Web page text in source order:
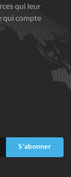
qui leur
qui compte
S'abonner